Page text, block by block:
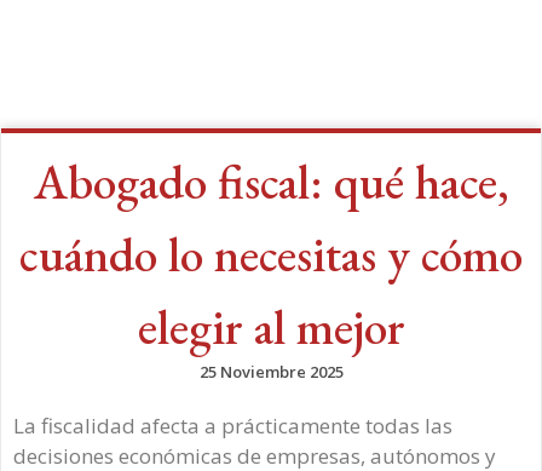
Abogado fiscal: qué hace,
cuándo lo necesitas y cómo
elegir al mejor
25 Noviembre 2025
La fiscalidad afecta a prácticamente todas las
decisiones económicas de empresas, autónomos y